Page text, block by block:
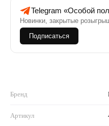
Telegram «Особой
Новинки, закрытые
Подписаться
Бренд
Артикул